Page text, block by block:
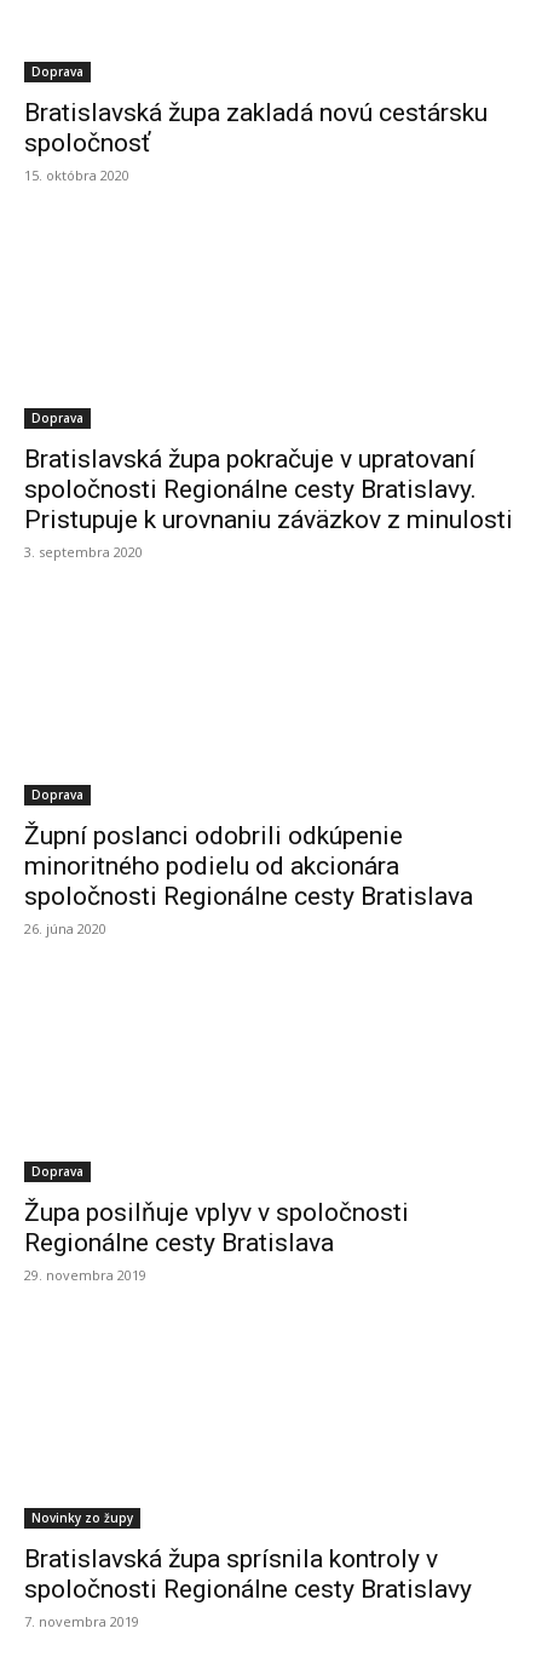
Doprava
Bratislavská župa zakladá novú cestársku
spoločnosť
15. októbra 2020
Doprava
Bratislavská župa pokračuje v upratovaní
spoločnosti Regionálne cesty Bratislavy.
Pristupuje k urovnaniu záväzkov z minulosti
3. septembra 2020
Doprava
Župní poslanci odobrili odkúpenie
minoritného podielu od akcionára
spoločnosti Regionálne cesty Bratislava
26. júna 2020
Doprava
Župa posilňuje vplyv v spoločnosti
Regionálne cesty Bratislava
29. novembra 2019
Novinky zo župy
Bratislavská župa sprísnila kontroly v
spoločnosti Regionálne cesty Bratislavy
7. novembra 2019